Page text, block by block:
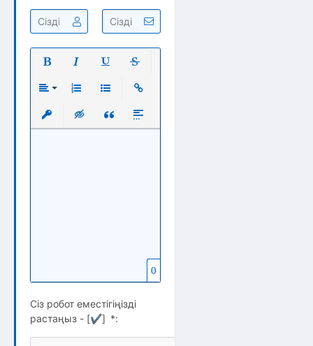
Вставить защищенную ссылку
Вставка скрытого текста
Вставка цитаты
Вставка спойлера
0
Сіз робот еместігіңізді
растаңыз - [✔] *: